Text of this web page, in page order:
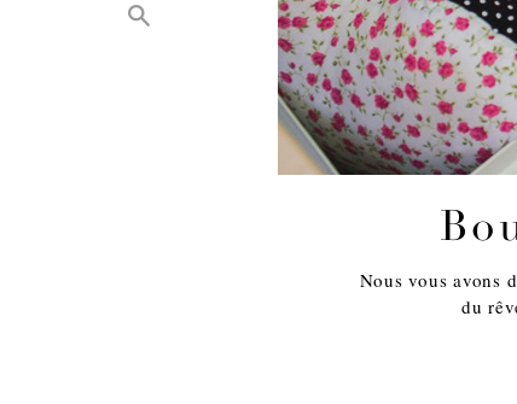
Nous vous avons
du